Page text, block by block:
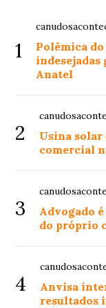
1
Polêmica
indesejadas
Anatel
2
Usina solar
comercial
3
Advogado
do próprio
4
Anvisa
resultados